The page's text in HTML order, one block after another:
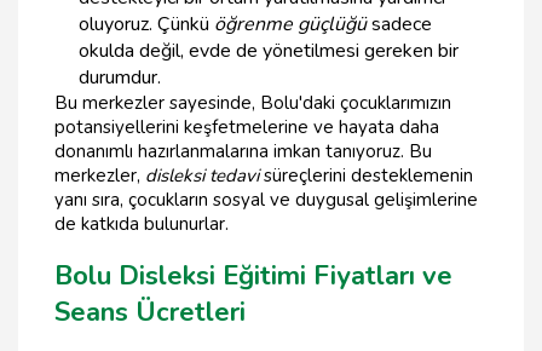
oluyoruz. Çünkü öğrenme güçlüğüsadece
okulda değil, evde de yönetilmesi gereken bir
durumdur.
Bu merkezler sayesinde, Bolu'daki çocuklarımızın
potansiyellerini keşfetmelerine ve hayata daha
donanımlı hazırlanmalarına imkan tanıyoruz. Bu
merkezler, disleksi tedavisüreçlerini desteklemenin
yanı sıra, çocukların sosyal ve duygusal gelişimlerine
de katkıda bulunurlar.
Bolu Disleksi Eğitimi Fiyatları ve
Seans Ücretleri